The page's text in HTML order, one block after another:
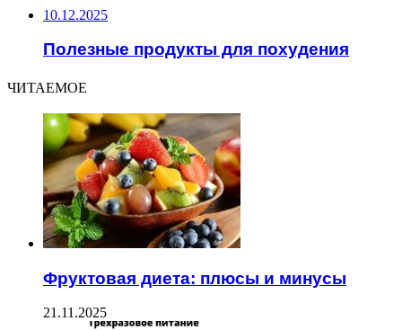
10.12.2025
Полезные продукты для похудения
ЧИТАЕМОЕ
Фруктовая диета: плюсы и минусы
21.11.2025